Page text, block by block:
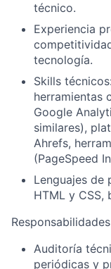
técnico.
Experiencia
tecnología.
Skills
herramientas
Google
similares),
Ahrefs,
(PageSpeed
Lenguajes de
HTML y CSS,
Responsabilidades
Auditoría
periódicas y